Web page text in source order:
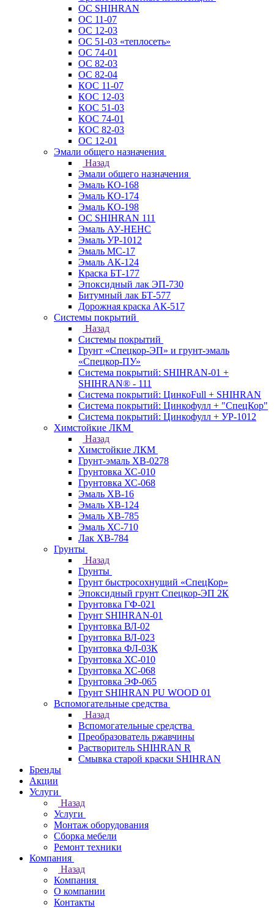
ОС SHIHRAN
ОС 11-07
ОС 12-03
ОС 51-03 «теплосеть»
ОС 74-01
ОС 82-03
ОС 82-04
КОС 11-07
КОС 12-03
КОС 51-03
КОС 74-01
КОС 82-03
ОС 12-01
Эмали общего назначения
Назад
Эмали общего назначения
Эмаль КО-168
Эмаль КО-174
Эмаль КО-198
ОС SHIHRAN 111
Эмаль АУ-НЕНС
Эмаль УР-1012
Эмаль МС-17
Эмаль АК-124
Краска БТ-177
Эпоксидный лак ЭП-730
Битумный лак БТ-577
Дорожная краска АК-517
Системы покрытий
Назад
Системы покрытий
Грунт «Спецкор-ЭП» и грунт-эмаль
«Спецкор-ПУ»
Система покрытий: SHIHRAN-01 +
SHIHRAN® - 111
Система покрытий: ЦинкоFull + SHIHRAN
Система покрытий: Цинкофулл + "СпецКор"
Система покрытий: Цинкофулл + УР-1012
Химстойкие ЛКМ
Назад
Химстойкие ЛКМ
Грунт-эмаль ХВ-0278
Грунтовка ХС-010
Грунтовка ХС-068
Эмаль ХВ-16
Эмаль ХВ-124
Эмаль ХВ-785
Эмаль ХС-710
Лак ХВ-784
Грунты
Назад
Грунты
Грунт быстросохнущий «СпецКор»
Эпоксидный грунт Спецкор-ЭП 2К
Грунтовка ГФ-021
Грунт SHIHRAN-01
Грунтовка ВЛ-02
Грунтовка ВЛ-023
Грунтовка ФЛ-03К
Грунтовка ХС-010
Грунтовка ХС-068
Грунтовка ЭФ-065
Грунт SHIHRAN PU WOOD 01
Вспомогательные средства
Назад
Вспомогательные средства
Преобразователь ржавчины
Растворитель SHIHRAN R
Смывка старой краски SHIHRAN
Бренды
Акции
Услуги
Назад
Услуги
Монтаж оборудования
Сборка мебели
Ремонт техники
Компания
Назад
Компания
О компании
Контакты